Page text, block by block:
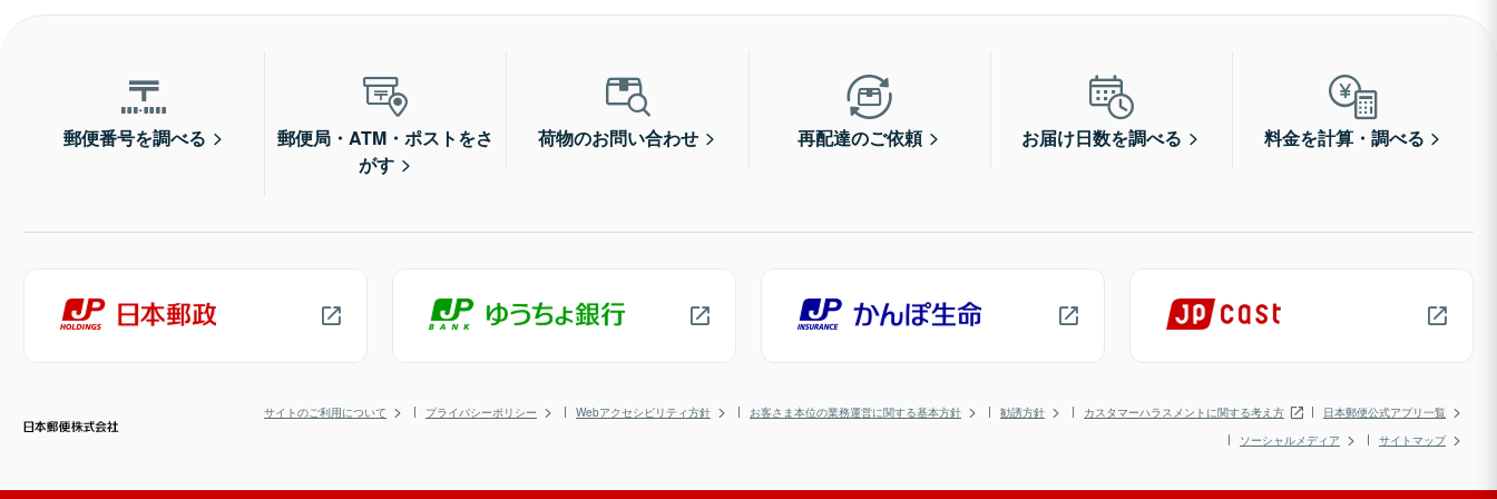
郵便番号を調べる
郵便局・ATM・ポストをさ
がす
荷物のお問い合わせ 再配達のご依頼 お届け日数を調べる 料金を計算・調べる
サイトのご利用について プライバシーポリシー Webアクセシビリティ方針 お客さま本位の業務運営に関する基本方針 勧誘方針 カスタマーハラスメントに関する考え方
日本郵便公式アプリ一覧
ソーシャルメディア
サイトマップ